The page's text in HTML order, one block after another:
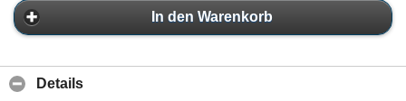
In den Warenkorb
Details